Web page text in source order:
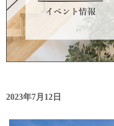
2023年7月12日